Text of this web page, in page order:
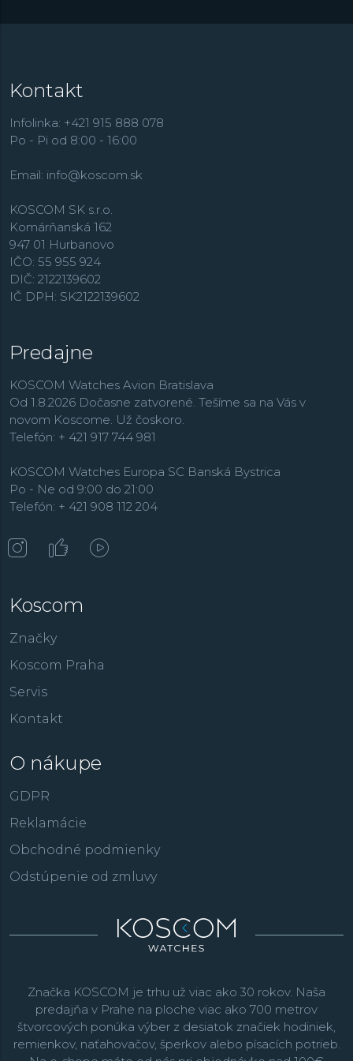
Kontakt
Infolinka: +421 915 888 078
Po - Pi od 8:00 - 16:00
Email: info@koscom.sk
KOSCOM SK s.r.o.
Komárňanská 162
947 01 Hurbanovo
IČO: 55 955 924
DIČ: 2122139602
IČ DPH: SK2122139602
Predajne
KOSCOM Watches Avion Bratislava
Od 1.8.2026 Dočasne zatvorené. Tešíme sa na Vás v
novom Koscome. Už čoskoro.
Telefón: + 421 917 744 981
KOSCOM Watches Europa SC Banská Bystrica
Po - Ne od 9:00 do 21:00
Telefón: + 421 908 112 204
Koscom
Značky
Koscom Praha
Servis
Kontakt
O nákupe
GDPR
Reklamácie
Obchodné podmienky
Odstúpenie od zmluvy
Značka KOSCOM je trhu už viac ako 30 rokov. Naša
predajňa v Prahe na ploche viac ako 700 metrov
štvorcových ponúka výber z desiatok značiek hodiniek,
remienkov, naťahovačov, šperkov alebo písacích potrieb.